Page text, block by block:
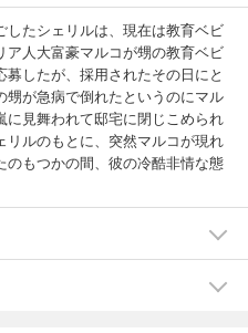
たシェリルは、現在は教育ベビ
人大富豪マルコが甥の教育ベビ
したが、採用されたその日にと
が急病で倒れたというのにマル
に見舞われて邸宅に閉じこめられ
ルのもとに、突然マルコが現れ
もつかの間、彼の冷酷非情な態